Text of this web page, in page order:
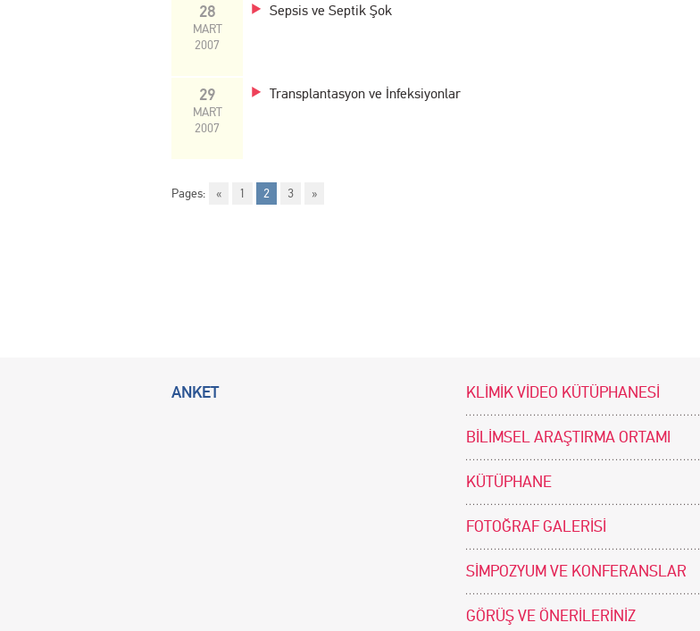
28
MART
2007
Sepsis ve Septik Şok
29
MART
2007
Transplantasyon ve İnfeksiyonlar
Pages: « 1 2 3 »
ANKET KLİMİK VİDEO KÜTÜPHANESİ
BİLİMSEL ARAŞTIRMA ORTAMI
KÜTÜPHANE
FOTOĞRAF GALERİSİ
SİMPOZYUM VE KONFERANSLAR
GÖRÜŞ VE ÖNERİLERİNİZ